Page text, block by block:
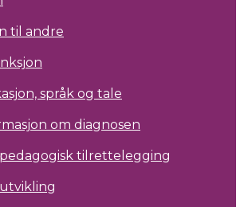
til andre
språk og tale
om diagnosen
tilrettelegging